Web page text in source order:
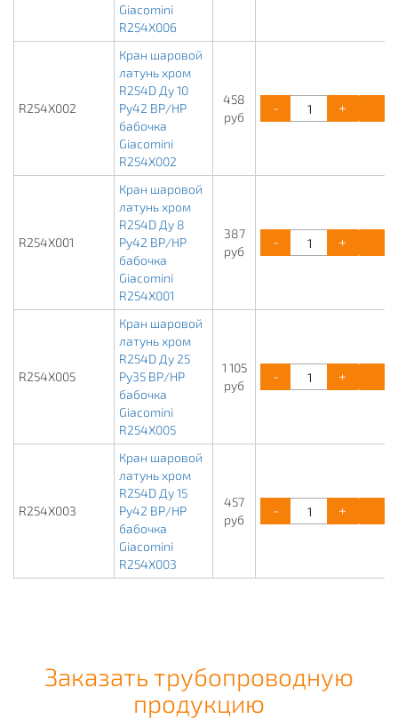
Giacomini
R254X006
R254X002
Кран шаровой
латунь хром
R254D Ду 10
Ру42 ВР/НР
бабочка
Giacomini
R254X002
458
руб
- +
R254X001
Кран шаровой
латунь хром
R254D Ду 8
Ру42 ВР/НР
бабочка
Giacomini
R254X001
387
руб
- +
R254X005
Кран шаровой
латунь хром
R254D Ду 25
Ру35 ВР/НР
бабочка
Giacomini
R254X005
1 105
руб
- +
R254X003
Кран шаровой
латунь хром
R254D Ду 15
Ру42 ВР/НР
бабочка
Giacomini
R254X003
457
руб
- +
Заказать трубопроводную
продукцию